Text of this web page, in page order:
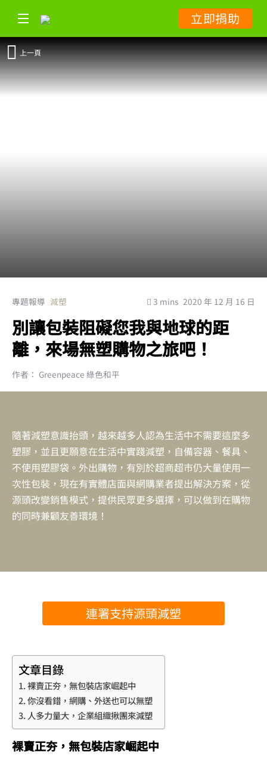
立即捐助
上一頁
專題報導 減塑 3 mins 2020 年 12 月 16 日
別讓包裝阻礙您我與地球的距
離，來場無塑購物之旅吧！
作者： Greenpeace 綠色和平
隨著減塑意識抬頭，越來越多人認為生活中不需要這麼多
塑膠，並且更願意在生活中實踐減塑，自備容器、餐具、
不使用塑膠袋。外出購物，有別於超商超市仍大量使用一
次性包裝，現在有實體店面與網購業者提出解決方案，從
源頭改變銷售模式，提供民眾更多選擇，可以做到在購物
的同時兼顧友善環境！
連署支持源頭減塑
文章目錄
裸賣正夯，無包裝店家崛起中
你沒看錯，網購、外送也可以無塑
人多力量大，企業組織揪團來減塑
裸賣正夯，無包裝店家崛起中